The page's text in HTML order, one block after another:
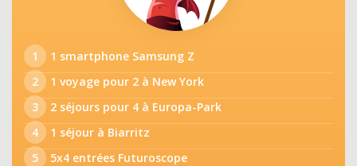
1
1 smartphone Samsung Z
2
1 voyage pour 2 à New York
3
2 séjours pour 4 à Europa-Park
4
1 séjour à Biarritz
5
5x4 entrées Futuroscope